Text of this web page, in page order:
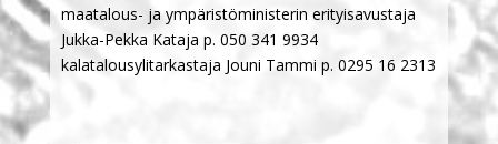
maatalous- ja ympäristöministerin erityisavustaja
Jukka-Pekka Kataja p. 050 341 9934
kalatalousylitarkastaja Jouni Tammi p. 0295 16 2313